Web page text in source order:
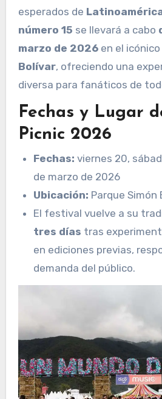
esperados de
número 15 se llevará a cabo
marzo de 2026en el icónico
Bolívar, ofreciendo una
diversa para fanáticos de
Fechas y Lugar
Picnic 2026
Fechas: viernes 20,
de marzo de 2026
Ubicación: Parque Simón
El festival vuelve a su
tres días tras
en ediciones previas,
demanda del público.